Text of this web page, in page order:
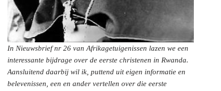
In Nieuwsbrief nr 26 van Afrikagetuigenissen lazen we een
interessante bijdrage over de eerste christenen in Rwanda.
Aansluitend daarbij wil ik, puttend uit eigen informatie en
belevenissen, een en ander vertellen over die eerste